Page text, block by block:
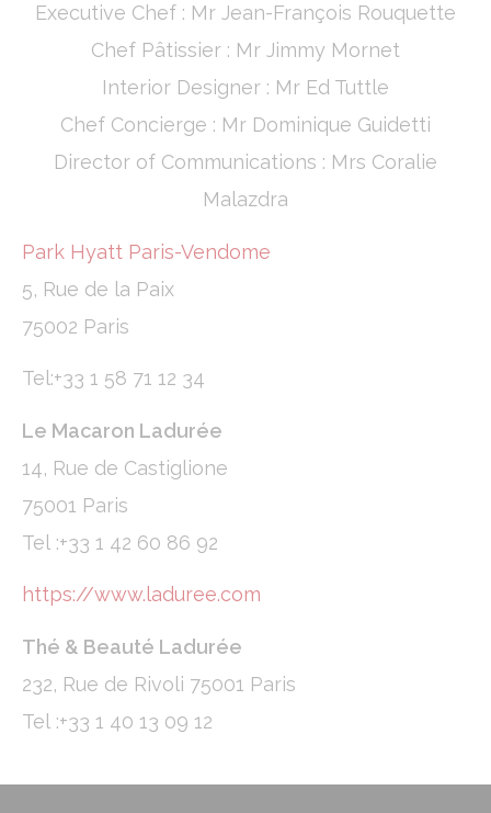
Executive Chef : Mr Jean-François Rouquette
Chef Pâtissier : Mr Jimmy Mornet
Interior Designer : Mr Ed Tuttle
Chef Concierge : Mr Dominique Guidetti
Director of Communications : Mrs Coralie
Malazdra
Park Hyatt Paris-Vendome
5, Rue de la Paix
75002 Paris
Tel:+33 1 58 71 12 34
Le Macaron Ladurée
14, Rue de Castiglione
75001 Paris
Tel :+33 1 42 60 86 92
https://www.laduree.com
Thé & Beauté Ladurée
232, Rue de Rivoli 75001 Paris
Tel :+33 1 40 13 09 12